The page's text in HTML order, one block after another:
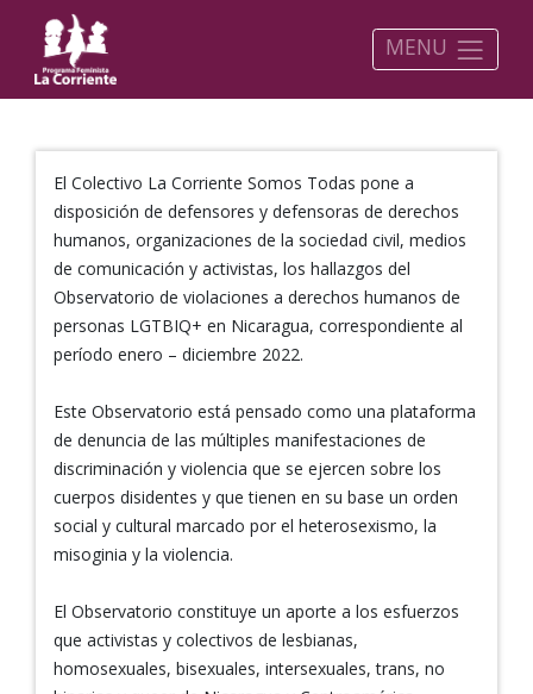
MENU
El Colectivo La Corriente Somos Todas pone a
disposición de defensores y defensoras de derechos
humanos, organizaciones de la sociedad civil, medios
de comunicación y activistas, los hallazgos del
Observatorio de violaciones a derechos humanos de
personas LGTBIQ+ en Nicaragua, correspondiente al
período enero – diciembre 2022.
Este Observatorio está pensado como una plataforma
de denuncia de las múltiples manifestaciones de
discriminación y violencia que se ejercen sobre los
cuerpos disidentes y que tienen en su base un orden
social y cultural marcado por el heterosexismo, la
misoginia y la violencia.
El Observatorio constituye un aporte a los esfuerzos
que activistas y colectivos de lesbianas,
homosexuales, bisexuales, intersexuales, trans, no